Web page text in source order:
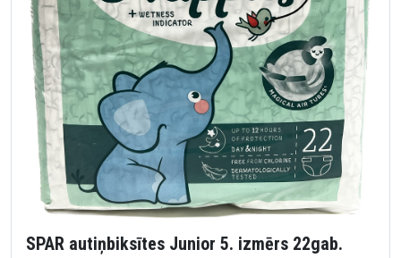
SPAR autiņbiksītes Junior 5. izmērs 22gab.